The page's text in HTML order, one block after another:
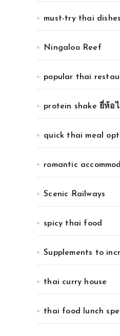
must-try thai dishes
Ningaloo Reef
popular thai
protein shake ยี่ห้อ
quick thai meal
romantic
Scenic Railways
spicy thai food
Supplements to
thai curry house
thai food lunch